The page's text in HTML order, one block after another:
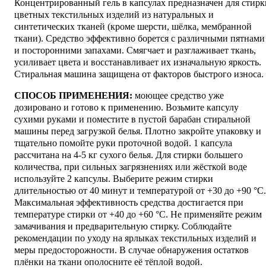
Концентрированный гель в капсулах предназначен для
цветных текстильных изделий из натуральных и
синтетических тканей (кроме шерсти, шёлка, мембранной
ткани). Средство эффективно борется с различными пятнами
и посторонними запахами. Смягчает и разглаживает ткань,
усиливает цвета и восстанавливает их изначальную яркость.
Стиральная машина защищена от факторов быстрого износа.
СПОСОБ ПРИМЕНЕНИЯ: моющее средство уже
дозировано и готово к применению. Возьмите капсулу
сухими руками и поместите в пустой барабан стиральной
машины перед загрузкой белья. Плотно закройте упаковку и
тщательно помойте руки проточной водой. 1 капсула
рассчитана на 4-5 кг сухого белья. Для стирки большего
количества, при сильных загрязнениях или жёсткой воде
используйте 2 капсулы. Выберите режим стирки
длительностью от 40 минут и температурой от +30 до +90 °С.
Максимальная эффективность средства достигается при
температуре стирки от +40 до +60 °С. Не применяйте режим
замачивания и предварительную стирку. Соблюдайте
рекомендации по уходу на ярлыках текстильных изделий и
меры предосторожности. В случае обнаружения остатков
плёнки на ткани ополосните её тёплой водой.